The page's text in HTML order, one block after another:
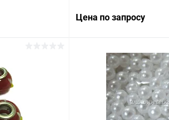
Сравнение
Под заказ
Цена по запросу
Купить в 1 клик
В избранное